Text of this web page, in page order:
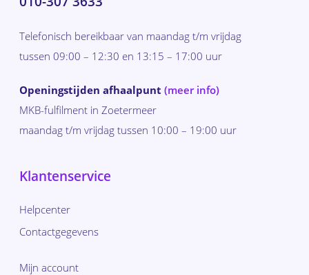
Telefonisch bereikbaar van maandag t/m vrijdag
tussen 09:00 – 12:30 en 13:15 – 17:00 uur
Openingstijden afhaalpunt (meer info)
MKB-fulfilment in Zoetermeer
maandag t/m vrijdag tussen 10:00 – 19:00 uur
Klantenservice
Helpcenter
Contactgegevens
Mijn account